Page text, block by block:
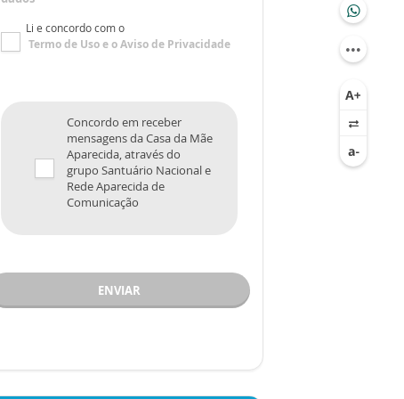
Li e concordo com o
Termo de Usoe oAviso de Privacidade
Concordo em receber
mensagens da Casa da Mãe
Aparecida, através do
grupo Santuário Nacional e
Rede Aparecida de
Comunicação
ENVIAR